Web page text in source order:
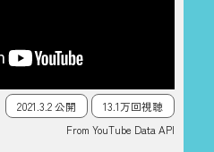
2021.3.2 公開
13.1万回視聴
From YouTube Data API